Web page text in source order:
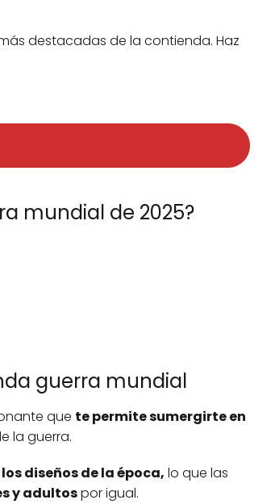
destacadas de la contienda. Haz
mundial de 2025?
guerra mundial
que te permite sumergirte en
la guerra.
diseños de la época, lo que las
y adultospor igual.